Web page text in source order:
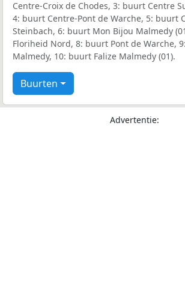
Centre-Croix de Chodes, 3: buurt Centre
4: buurt Centre-Pont de Warche, 5: buurt
Steinbach, 6: buurt Mon Bijou Malmedy
Floriheid Nord, 8: buurt Pont de Warche,
Malmedy, 10: buurt Falize Malmedy (01).
Buurten
Advertentie: